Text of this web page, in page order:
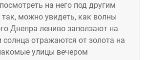
на него под другим
можно увидеть, как волны
Днепра лениво заползают на
солнца отражаются от золота на
улицы вечером